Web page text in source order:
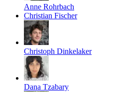
Anne Rohrbach
Christian Fischer
Christoph Dinkelaker
Dana Tzabary